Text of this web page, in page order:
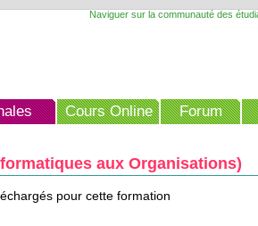
Naviguer sur la communauté des
Cours Online Forum
aux Organisations)
pour cette formation